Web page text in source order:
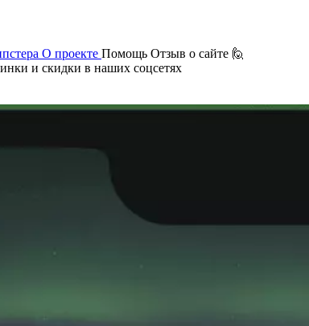
О проекте Помощь Отзыв о сайте 🙋
и скидки в наших соцсетях